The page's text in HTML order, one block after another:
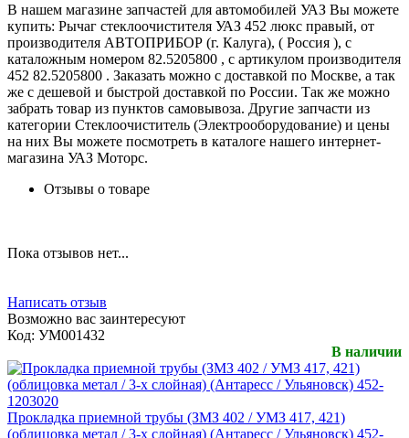
В нашем магазине запчастей для автомобилей УАЗ Вы можете
купить: Рычаг стеклоочистителя УАЗ 452 люкс правый, от
производителя АВТОПРИБОР (г. Калуга), ( Россия ), с
каталожным номером 82.5205800 , с артикулом производителя
452 82.5205800 . Заказать можно с доставкой по Москве, а так
же с дешевой и быстрой доставкой по России. Так же можно
забрать товар из пунктов самовывоза. Другие запчасти из
категории Стеклоочиститель (Электрооборудование) и цены
на них Вы можете посмотреть в каталоге нашего интернет-
магазина УАЗ Моторс.
Отзывы о товаре
Пока отзывов нет...
Написать отзыв
Возможно вас заинтересуют
Код: УМ001432
В наличии
Прокладка приемной трубы (ЗМЗ 402 / УМЗ 417, 421)
(облицовка метал / 3-х слойная) (Антаресс / Ульяновск) 452-